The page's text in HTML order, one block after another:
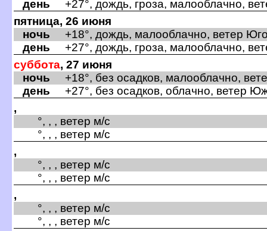
день +27°, дождь, гроза, малооблачно,
пятница, 26 июня
ночь +18°, дождь, малооблачно, ветер
день +27°, дождь, гроза, малооблачно,
суббота, 27 июня
ночь +18°, без осадков, малооблачно,
день +27°, без осадков, облачно, ветер
,
°, , , ветер м/с
°, , , ветер м/с
,
°, , , ветер м/с
°, , , ветер м/с
,
°, , , ветер м/с
°, , , ветер м/с